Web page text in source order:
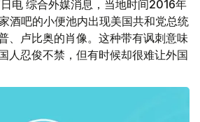
电 综合外媒消息，当地时间2016年
酒吧的小便池内出现美国共和党总统
、卢比奥的肖像。这种带有讽刺意味
人忍俊不禁，但有时候却很难让外国